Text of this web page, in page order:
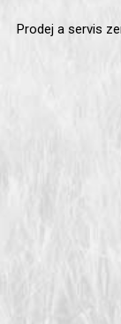
Prodej a servis